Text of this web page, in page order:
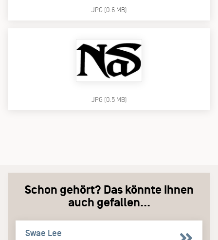
JPG (0.6 MB)
JPG (0.5 MB)
Schon gehört? Das könnte Ihnen
auch gefallen...
Swae Lee